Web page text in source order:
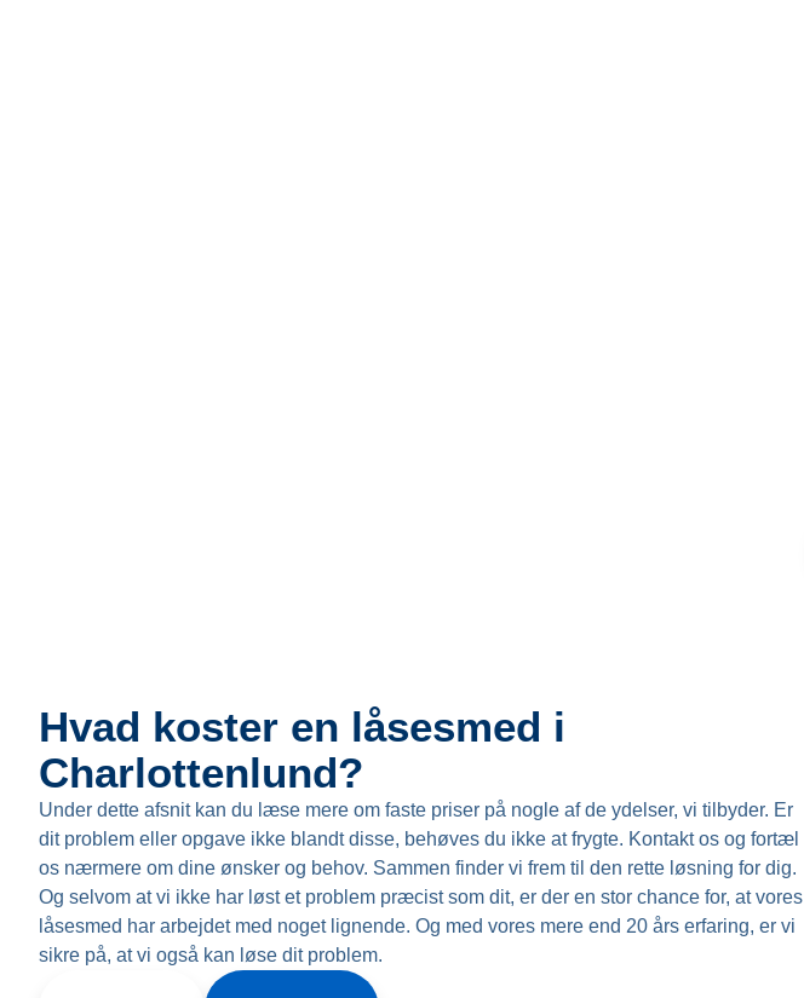
Hvad koster en låsesmed i
Charlottenlund?
Under dette afsnit kan du læse mere om faste priser på nogle af de ydelser, vi tilbyder. Er
dit problem eller opgave ikke blandt disse, behøves du ikke at frygte. Kontakt os og fortæl
os nærmere om dine ønsker og behov. Sammen finder vi frem til den rette løsning for dig.
Og selvom at vi ikke har løst et problem præcist som dit, er der en stor chance for, at vores
låsesmed har arbejdet med noget lignende. Og med vores mere end 20 års erfaring, er vi
sikre på, at vi også kan løse dit problem.